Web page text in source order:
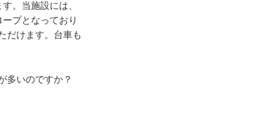
。当施設には、
プとなっており
だけます。台車も
多いのですか？